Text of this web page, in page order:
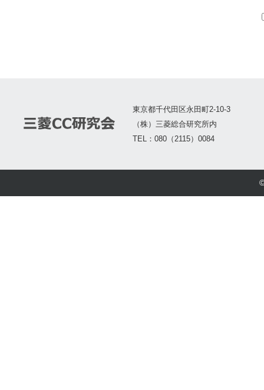
東京都千代田区永田町2-10-3
（株）三菱総合研究所内
TEL：080（2115）0084